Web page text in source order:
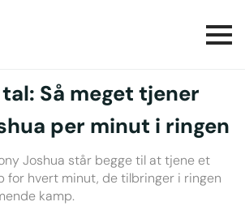
Så meget tjener
per minut i ringen
Joshua står begge til at tjene et
for hvert minut, de tilbringer i ringen
kamp.